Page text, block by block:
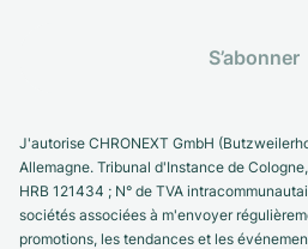
S’abonner
J'autorise CHRONEXT GmbH
Allemagne. Tribunal d'Instance de
HRB 121434 ; N° de TVA
sociétés associées à m'envoyer
promotions, les tendances et les